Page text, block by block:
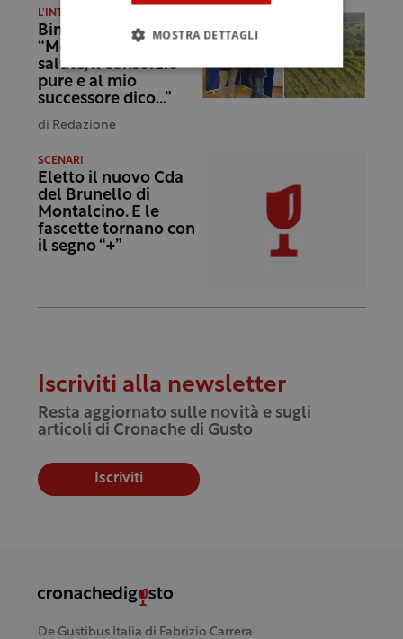
L'INTERVISTA
Bindocci:
“Montalcino è in
salute, il consorzio
pure e al mio
successore dico…”
di Redazione
SCENARI
Eletto il nuovo Cda
del Brunello di
Montalcino. E le
fascette tornano con
il segno “+”
Iscriviti alla newsletter
Resta aggiornato sulle novità e sugli
articoli di Cronache di Gusto
Iscriviti
De Gustibus Italia di Fabrizio Carrera
MOSTRA DETTAGLI